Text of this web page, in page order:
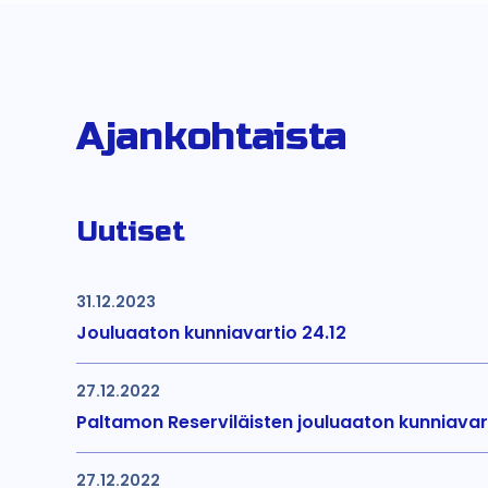
Ajankohtaista
Uutiset
31.12.2023
Jouluaaton kunniavartio 24.12
27.12.2022
Paltamon Reserviläisten jouluaaton
27.12.2022